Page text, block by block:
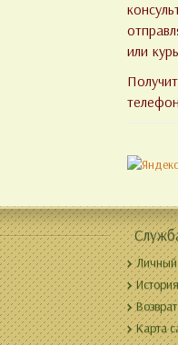
или
Личный
Карта